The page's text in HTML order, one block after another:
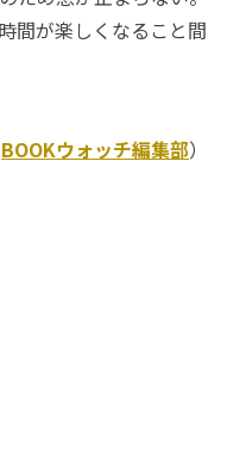
間が楽しくなること間
BOOKウォッチ編集部）